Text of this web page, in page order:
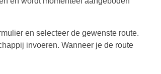
en selecteer de gewenste route.
invoeren. Wanneer je de route